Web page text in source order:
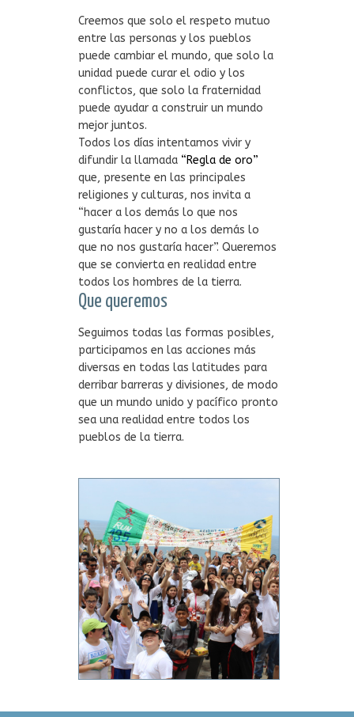
Creemos que solo el respeto mutuo
entre las personas y los pueblos
puede cambiar el mundo, que solo la
unidad puede curar el odio y los
conflictos, que solo la fraternidad
puede ayudar a construir un mundo
mejor juntos.
Todos los días intentamos vivir y
difundir la llamada “Regla de oro”
que, presente en las principales
religiones y culturas, nos invita a
“hacer a los demás lo que nos
gustaría hacer y no a los demás lo
que no nos gustaría hacer”. Queremos
que se convierta en realidad entre
todos los hombres de la tierra.
Que queremos
Seguimos todas las formas posibles,
participamos en las acciones más
diversas en todas las latitudes para
derribar barreras y divisiones, de modo
que un mundo unido y pacífico pronto
sea una realidad entre todos los
pueblos de la tierra.